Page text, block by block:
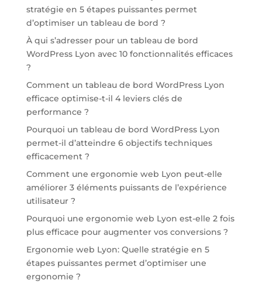
stratégie en 5 étapes puissantes permet
d’optimiser un tableau de bord ?
À qui s’adresser pour un tableau de bord
WordPress Lyon avec 10 fonctionnalités efficaces
?
Comment un tableau de bord WordPress Lyon
efficace optimise-t-il 4 leviers clés de
performance ?
Pourquoi un tableau de bord WordPress Lyon
permet-il d’atteindre 6 objectifs techniques
efficacement ?
Comment une ergonomie web Lyon peut-elle
améliorer 3 éléments puissants de l’expérience
utilisateur ?
Pourquoi une ergonomie web Lyon est-elle 2 fois
plus efficace pour augmenter vos conversions ?
Ergonomie web Lyon: Quelle stratégie en 5
étapes puissantes permet d’optimiser une
ergonomie ?